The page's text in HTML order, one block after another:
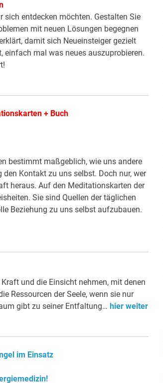
sich entdecken möchten. Gestalten Sie
mit neuen Lösungen begegnen
damit sich Neueinsteiger gezielt
mal was neues auszuprobieren.
+ Buch
bestimmt maßgeblich, wie uns andere
Kontakt zu uns selbst. Doch nur, wer
heraus. Auf den Meditationskarten der
Sie sind Quellen der täglichen
Beziehung zu uns selbst aufzubauen.
und die Einsicht nehmen, mit denen
Ressourcen der Seele, wenn sie nur
gibt zu seiner Entfaltung… hier weiter
im Einsatz